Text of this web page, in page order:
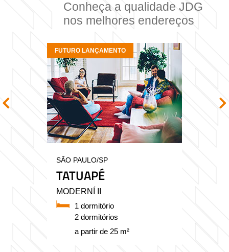
Conheça a qualidade JDG
nos melhores endereços
SÃO PAULO/SP
TATUAPÉ
MODERNÍ II
1 dormitório
2 dormitórios
a partir de 25 m²
FUTURO LANÇAMENTO